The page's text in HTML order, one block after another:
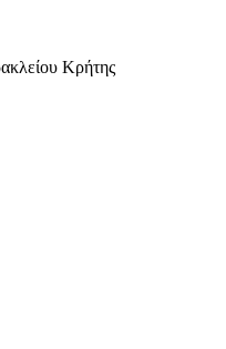
Κρήτης